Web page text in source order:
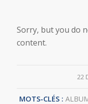
Sorry, but you do
content.
22
MOTS-CLÉS :